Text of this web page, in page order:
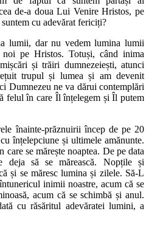
de-a doua Lui Venire Hristos, pe
cu adevărat fericiți?
lumii, dar nu vedem lumina lumii
pe Hristos. Totuși, când inima
și trăiri dumnezeiești, atunci
trupul și lumea și am devenit
Dumnezeu ne va dărui contemplări
felul în care Îl înțelegem și Îl putem
înainte-prăznuirii încep de pe 20
înțelepciune și ultimele amănunte.
se mărește noaptea. De pe data
să se mărească. Nopțile și
și se măresc lumina și zilele. Să-L
inimii noastre, acum că se
acum că se schimbă și anul.
cu răsăritul adevăratei lumini, a